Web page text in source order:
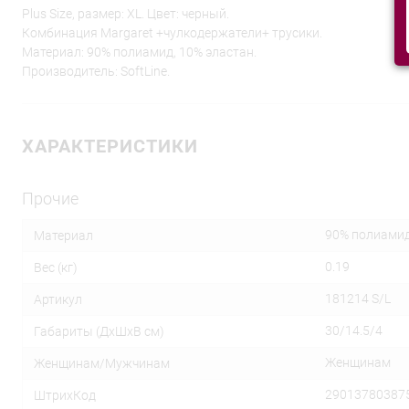
Plus Size, размер: XL. Цвет: черный.
Комбинация Margaret +чулкодержатели+ трусики.
Материал: 90% полиамид, 10% эластан.
Производитель: SoftLine.
ХАРАКТЕРИСТИКИ
Прочие
Материал 90%
Вес (кг) 0.19
Артикул 181214 S/L
Габариты (ДхШхВ см) 30/14.5/4
Женщинам/Мужчинам Женщинам
ШтрихКод